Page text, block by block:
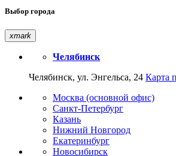
Выбор города
xmark
Челябинск
Челябинск, ул. Энгельса, 24 Карта
Москва (основной офис)
Санкт-Петербург
Казань
Нижний Новгород
Екатеринбург
Новосибирск